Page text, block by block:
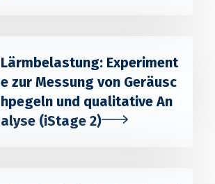
Lärmbelastung: Experiment
e zur Messung von Geräusc
hpegeln und qualitative An
alyse (iStage 2)